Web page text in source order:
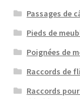
Passages de
Pieds de
Poignées de
Raccords de
Raccords